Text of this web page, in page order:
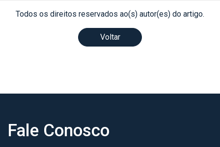
Todos os direitos reservados ao(s) autor(es) do artigo.
Voltar
Fale Conosco